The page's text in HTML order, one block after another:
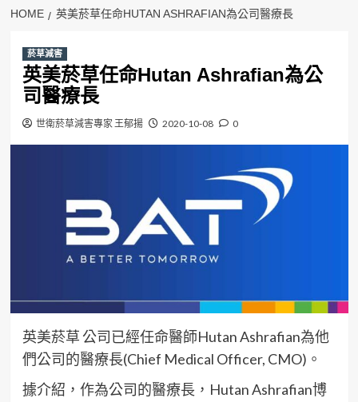
HOME 英美菸草任命HUTAN ASHRAFIAN為公司醫療長
菸草減害
英美菸草任命Hutan Ashrafian為公
司醫療長
世衛菸草減害專家 王郁揚 2020-10-08 0
英美菸草 公司已經任命醫師Hutan Ashrafian為他
們公司的醫療長(Chief Medical Officer, CMO)。
據介紹，作為公司的醫療長，Hutan Ashrafian博